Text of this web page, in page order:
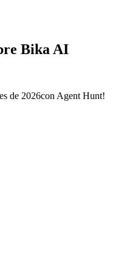
Bika AI
de 2026con Agent Hunt!